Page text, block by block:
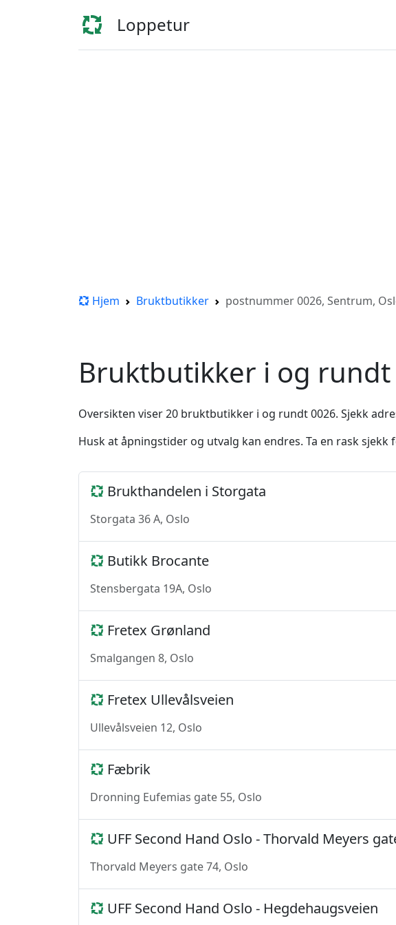
Loppetur
Hjem Bruktbutikker postnummer 0026, Sentrum,
Bruktbutikker i og
Oversikten viser 20 bruktbutikker i og rundt 0026. Sjekk
Husk at åpningstider og utvalg kan endres. Ta en rask sjekk
Brukthandelen i Storgata
Storgata 36 A, Oslo
Butikk Brocante
Stensbergata 19A, Oslo
Fretex Grønland
Smalgangen 8, Oslo
Fretex Ullevålsveien
Ullevålsveien 12, Oslo
Fæbrik
Dronning Eufemias gate 55, Oslo
UFF Second Hand Oslo - Thorvald Meyers
Thorvald Meyers gate 74, Oslo
UFF Second Hand Oslo - Hegdehaugsveien